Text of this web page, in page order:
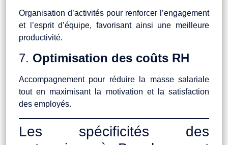
Organisation d’activités pour renforcer l’engagement
et l’esprit d’équipe, favorisant ainsi une meilleure
productivité.
7. Optimisation des coûts RH
Accompagnement pour réduire la masse salariale
tout en maximisant la motivation et la satisfaction
des employés.
Les spécificités des